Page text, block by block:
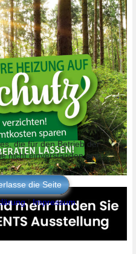
die für den Betrieb der
nicht einverstanden sein,
die Seite
|Impressum